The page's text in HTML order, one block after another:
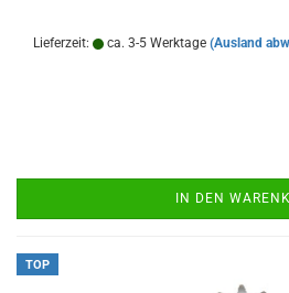
Lieferzeit: ca. 3-5 Werktage (Ausland
IN DEN
TOP